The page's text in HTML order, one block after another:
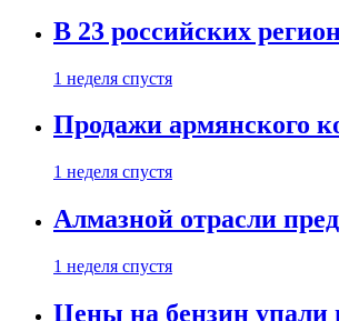
В 23 российских
1 неделя спустя
Продажи армянского
1 неделя спустя
Алмазной отрасли
1 неделя спустя
Цены на бензин упали